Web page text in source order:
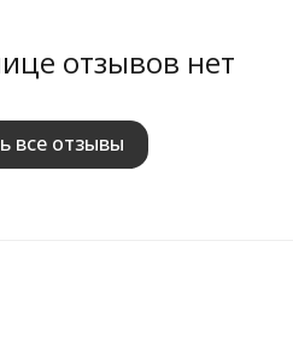
отзывов нет
все отзывы